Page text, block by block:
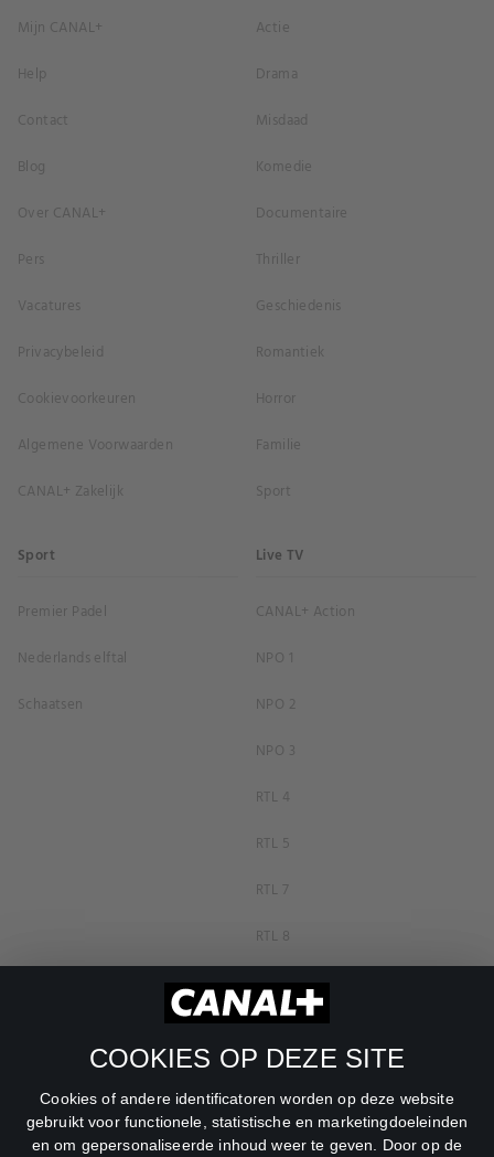
COOKIES OP DEZE SITE
Cookies of andere identificatoren worden op deze website
gebruikt voor functionele, statistische en marketingdoeleinden
en om gepersonaliseerde inhoud weer te geven. Door op de
Mijn CANAL+
Help
Contact
Blog
Over CANAL+
Pers
Vacatures
Privacybeleid
Cookievoorkeuren
Algemene Voorwaarden
CANAL+ Zakelijk
Actie
Drama
Misdaad
Komedie
Documentaire
Thriller
Geschiedenis
Romantiek
Horror
Familie
Sport
Sport
Premier Padel
Nederlands elftal
Schaatsen
Live TV
CANAL+ Action
NPO 1
NPO 2
NPO 3
RTL 4
RTL 5
RTL 7
RTL 8
RTL Z
SBS6
Net5
Veronica